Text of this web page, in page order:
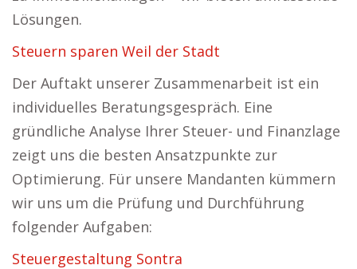
Lösungen.
Steuern sparen Weil der Stadt
Der Auftakt unserer Zusammenarbeit ist ein
individuelles Beratungsgespräch. Eine
gründliche Analyse Ihrer Steuer- und Finanzlage
zeigt uns die besten Ansatzpunkte zur
Optimierung. Für unsere Mandanten kümmern
wir uns um die Prüfung und Durchführung
folgender Aufgaben:
Steuergestaltung Sontra